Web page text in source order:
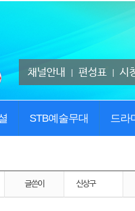
채널안내 편성표 시
STB예술무대 드라
글쓴이 신상구